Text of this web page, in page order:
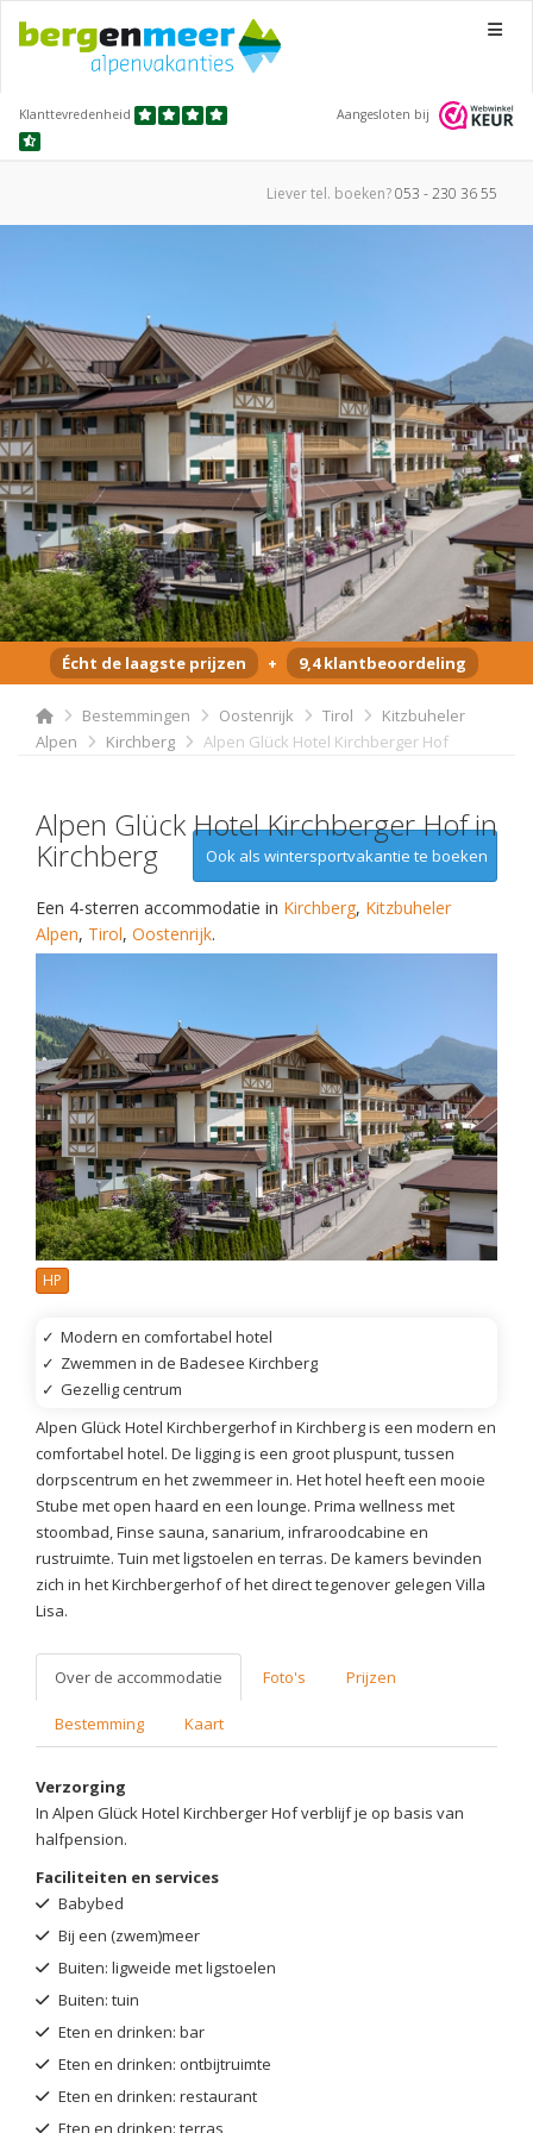
Menu
Klanttevredenheid Aangesloten bij
Liever tel. boeken?053 - 230 36 55
Écht de laagste prijzen + 9,4 klantbeoordeling
Bestemmingen Oostenrijk Tirol
Kitzbuheler
Alpen
Kirchberg Alpen Glück Hotel Kirchberger Hof
Alpen Glück Hotel Kirchberger Hof in
Kirchberg Ook als wintersportvakantie te boeken
Een 4-sterren accommodatie in Kirchberg, Kitzbuheler
Alpen, Tirol, Oostenrijk.
HP
✓ Modern en comfortabel hotel
✓ Zwemmen in de Badesee Kirchberg
✓ Gezellig centrum
Alpen Glück Hotel Kirchbergerhof in Kirchberg is een modern en
comfortabel hotel. De ligging is een groot pluspunt, tussen
dorpscentrum en het zwemmeer in. Het hotel heeft een mooie
Stube met open haard en een lounge. Prima wellness met
stoombad, Finse sauna, sanarium, infraroodcabine en
rustruimte. Tuin met ligstoelen en terras. De kamers bevinden
zich in het Kirchbergerhof of het direct tegenover gelegen Villa
Lisa.
Over de accommodatie Foto's Prijzen
Bestemming Kaart
Verzorging
In Alpen Glück Hotel Kirchberger Hof verblijf je op basis van
halfpension.
Faciliteiten en services
Babybed
Bij een (zwem)meer
Buiten: ligweide met ligstoelen
Buiten: tuin
Eten en drinken: bar
Eten en drinken: ontbijtruimte
Eten en drinken: restaurant
Eten en drinken: terras